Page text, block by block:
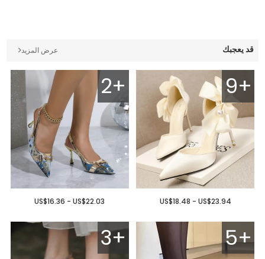
قد يعجبك عرض المزيد
9+
US$18.48 - US$23.94
2+
US$16.36 - US$22.03
5+
3+